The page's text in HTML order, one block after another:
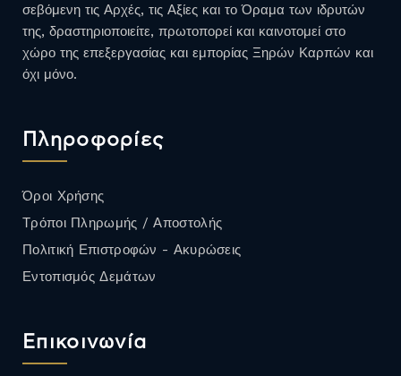
σεβόμενη τις Αρχές, τις Αξίες και το Όραμα των ιδρυτών
της, δραστηριοποιείτε, πρωτοπορεί και καινοτομεί στο
χώρο της επεξεργασίας και εμπορίας Ξηρών Καρπών και
όχι μόνο.
Πληροφορίες
Όροι Χρήσης
Τρόποι Πληρωμής / Αποστολής
Πολιτική Επιστροφών - Ακυρώσεις
Εντοπισμός Δεμάτων
Επικοινωνία